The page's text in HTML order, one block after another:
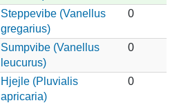
Steppevibe (Vanellus
gregarius)
0
Sumpvibe (Vanellus
leucurus)
0
Hjejle (Pluvialis
apricaria)
0